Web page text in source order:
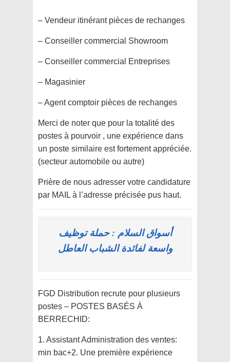
– Vendeur itinérant pièces de rechanges
– Conseiller commercial Showroom
– Conseiller commercial Entreprises
– Magasinier
– Agent comptoir pièces de rechanges
Merci de noter que pour la totalité des
postes à pourvoir , une expérience dans
un poste similaire est fortement appréciée.
(secteur automobile ou autre)
Prière de nous adresser votre candidature
par MAIL à l’adresse précisée pus haut.
أسواق السلام : حملة توظيف
واسعة لفائدة الشباب العاطل
FGD Distribution recrute pour plusieurs
postes – POSTES BASÉS À
BERRECHID:
1. Assistant Administration des ventes:
min bac+2. Une première expérience